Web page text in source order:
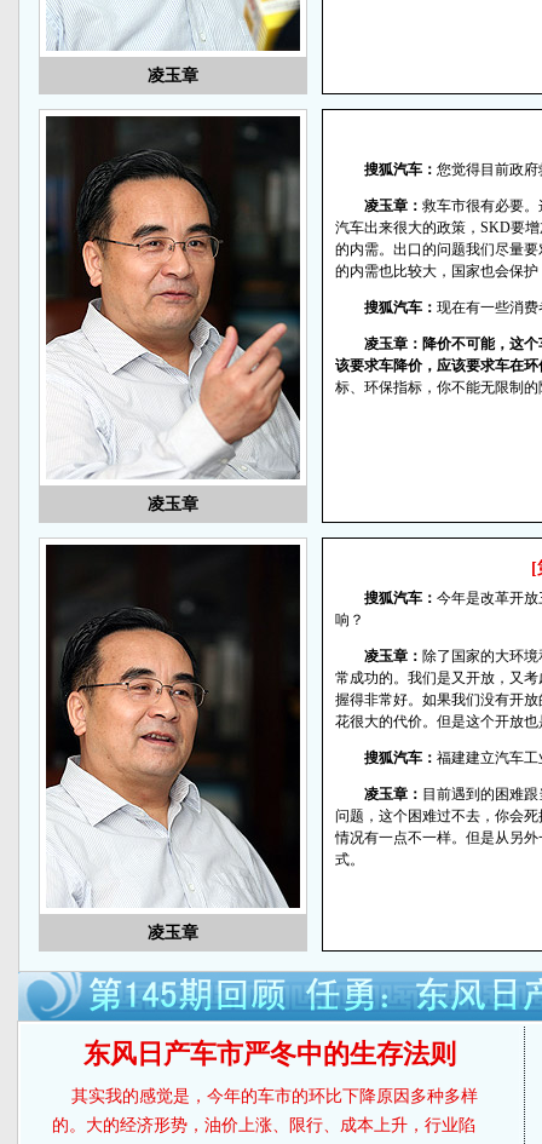
凌玉章
凌玉章
搜狐汽车： 您觉得目前政
凌玉章： 救车市很有必要
汽车出来很大的政策，SKD要
的内需。出口的问题我们尽量
的内需也比较大，国家也会保
搜狐汽车： 现在有一些消
凌玉章：降价不可能，这
该要求车降价，应该要求车在
标、环保指标，你不能无限制
凌玉章
[
搜狐汽车： 今年是改革开
响？
凌玉章： 除了国家的大环
常成功的。我们是又开放，又
握得非常好。如果我们没有开
花很大的代价。但是这个开放
搜狐汽车： 福建建立汽车
凌玉章： 目前遇到的困难
问题，这个困难过不去，你会
情况有一点不一样。但是从另
式。
东风日产车市严冬中的生存法则
其实我的感觉是，今年的车市的环比下降原因多种多样
的。大的经济形势，油价上涨、限行、成本上升，行业陷